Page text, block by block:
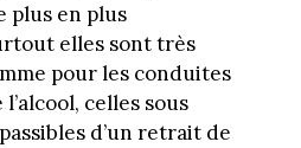
plus en plus
elles sont très
pour les conduites
l’alcool, celles sous
d’un retrait de